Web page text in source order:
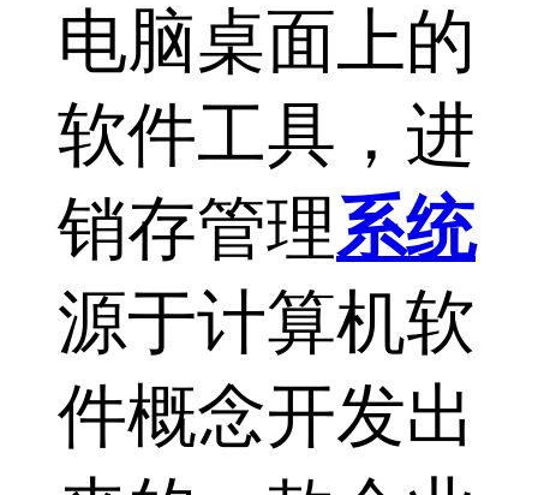
电脑桌面上的
软件工具，进
销存管理系统
源于计算机软
件概念开发出